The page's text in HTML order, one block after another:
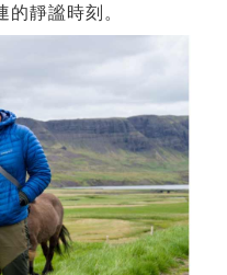
靜謐時刻。